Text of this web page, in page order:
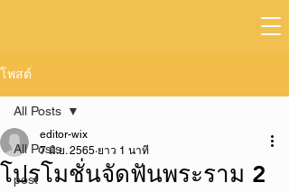
โพสต์
All Posts
post
All Posts
โปรโมชั่นจัดฟันพระราม 2
editor-wix
7 มิ.ย. 2565 ยาว 1 นาที